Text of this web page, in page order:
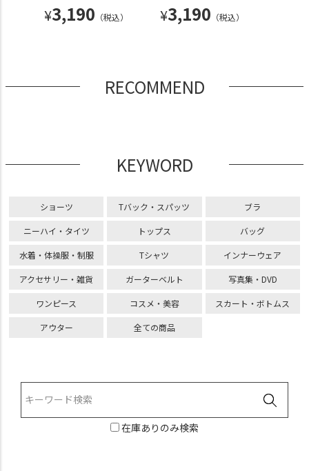
¥3,190 （税込） ¥3,190 （税込）
RECOMMEND
KEYWORD
ショーツ Tバック・スパッツ ブラ
ニーハイ・タイツ トップス バッグ
水着・体操服・制服 Tシャツ インナーウェア
アクセサリー・雑貨 ガーターベルト 写真集・DVD
ワンピース コスメ・美容 スカート・ボトムス
アウター 全ての商品
在庫ありのみ検索